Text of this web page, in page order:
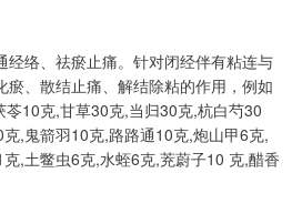
经络、祛瘀止痛。针对闭经伴有粘连与
瘀、散结止痛、解结除粘的作用，例如
10克,甘草30克,当归30克,杭白芍30
,鬼箭羽10克,路路通10克,炮山甲6克,
,土鳖虫6克,水蛭6克,茺蔚子10 克,醋香